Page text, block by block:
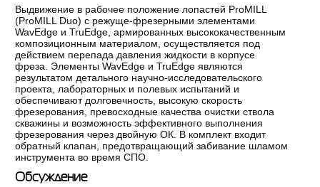
Выдвижение в рабочее положение лопастей ProMILL
(ProMILL Duo) с режуще-фрезерными элементами
WavEdge и TruEdge, армированных высококачественным
композиционным материалом, осуществляется под
действием перепада давления жидкости в корпусе
фреза. Элементы WavEdge и TruEdge являются
результатом детального научно-исследовательского
проекта, лабораторных и полевых испытаний и
обеспечивают долговечность, высокую скорость
фрезерования, превосходные качества очистки ствола
скважины и возможность эффективного выполнения
фрезерования через двойную ОК. В комплект входит
обратный клапан, предотвращающий забивание шламом
инструмента во время СПО.
Обсуждение